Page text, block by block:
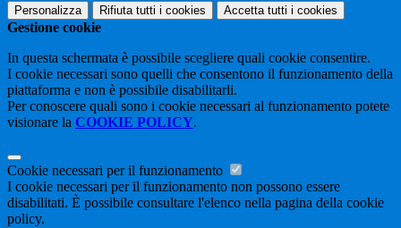
Personalizza Rifiuta tutti i cookies Accetta tutti i cookies
Gestione cookie
In questa schermata è possibile scegliere quali cookie consentire.
I cookie necessari sono quelli che consentono il funzionamento della
piattaforma e non è possibile disabilitarli.
Per conoscere quali sono i cookie necessari al funzionamento potete
visionare la COOKIE POLICY.
Cookie necessari per il funzionamento
I cookie necessari per il funzionamento non possono essere
disabilitati. È possibile consultare l'elenco nella pagina della cookie
policy.